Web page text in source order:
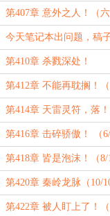
第407章 意外之人！（六
今天笔记本出问题，稿
正在网吧写
第410章 杀戮深处！
第412章 不能再耽搁！（
第414章 天雷灵符，落！
第416章 击碎骄傲！ （6/
第418章 皆是泡沫！（8/
第420章 秦岭龙脉（10/10
第422章 被人盯上了！（